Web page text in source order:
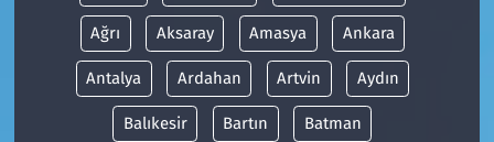
Ağrı Aksaray Amasya Ankara
Antalya Ardahan Artvin Aydın
Balıkesir Bartın Batman